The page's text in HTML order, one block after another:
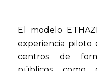
El modelo
experiencia piloto
centros de